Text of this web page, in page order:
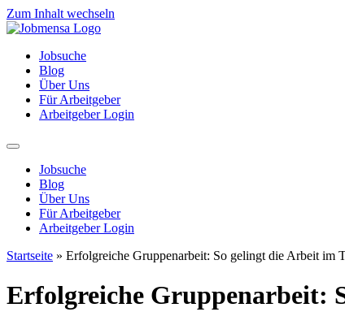
Zum Inhalt wechseln
Jobsuche
Blog
Über Uns
Für Arbeitgeber
Arbeitgeber Login
Jobsuche
Blog
Über Uns
Für Arbeitgeber
Arbeitgeber Login
Startseite » Erfolgreiche Gruppenarbeit: So gelingt die Arbeit im
Erfolgreiche Gruppenarbeit: